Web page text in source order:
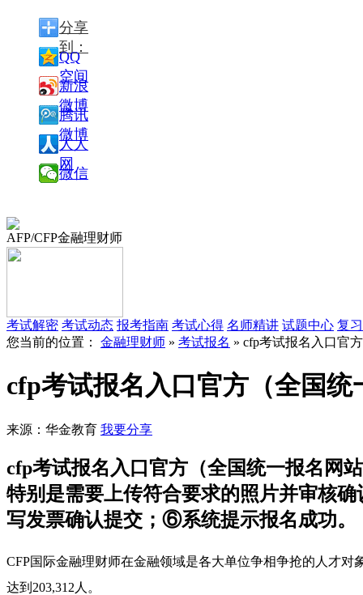
分享
到：
QQ
空间
新浪
微博
腾讯
微博
人人
网
微信
AFP/CFP金融理财师
考试解密 考试动态 报考指南 考试心得 名师精讲 试题中心 复
您当前的位置： 金融理财师 » 考试报名 » cfp考试报名入口官
cfp考试报名入口官方（全国统
来源：华金教育 我要分享
cfp考试报名入口官方（全国统一报名网
特别是需要上传符合要求的照片并审核
写发票确认提交；⑥系统提示报名成功。
CFP国际金融理财师在金融领域是各大单位争相争抢的人才对
达到203,312人。